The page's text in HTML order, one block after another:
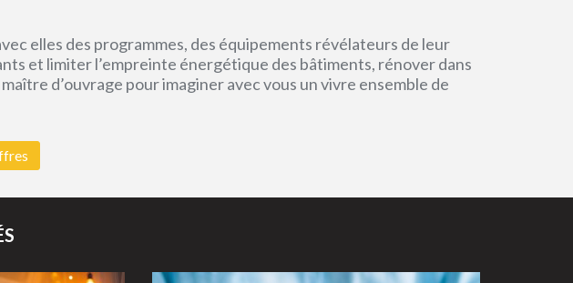
elles des programmes, des équipements révélateurs de leur
et limiter l’empreinte énergétique des bâtiments, rénover dans
d’ouvrage pour imaginer avec vous un vivre ensemble de